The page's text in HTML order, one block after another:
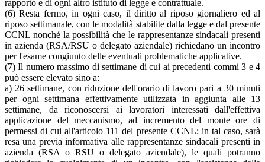
rapporto e di ogni altro istituto di legge e contrattuale.
(6) Resta fermo, in ogni caso, il diritto al riposo giornaliero ed al
riposo settimanale, con le modalità stabilite dalla legge e dal presente
CCNL nonché la possibilità che le rappresentanze sindacali presenti
in azienda (RSA/RSU o delegato aziendale) richiedano un incontro
per l'esame congiunto delle eventuali problematiche applicative.
(7) Il numero massimo di settimane di cui ai precedenti commi 3 e 4
può essere elevato sino a:
a) 26 settimane, con riduzione dell'orario di lavoro pari a 30 minuti
per ogni settimana effettivamente utilizzata in aggiunta alle 13
settimane, da riconoscersi ai lavoratori interessati dall'effettiva
applicazione del meccanismo, ad incremento del monte ore di
permessi di cui all'articolo 111 del presente CCNL; in tal caso, sarà
resa una previa informativa alle rappresentanze sindacali presenti in
azienda (RSA o RSU o delegato aziendale), le quali potranno